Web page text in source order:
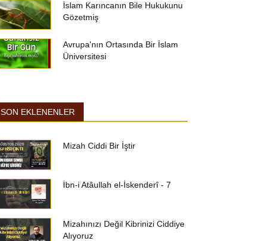
İslam Karıncanın Bile Hukukunu
Gözetmiş
Avrupa'nın Ortasında Bir İslam
Üniversitesi
SON EKLENENLER
Mizah Ciddi Bir İştir
İbn-i Atâullah el-İskenderî - 7
Mizahınızı Değil Kibrinizi Ciddiye
Alıyoruz